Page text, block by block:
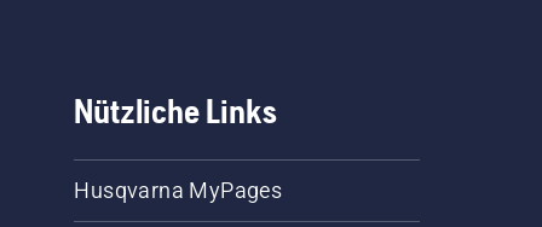
Nützliche Links
Husqvarna MyPages